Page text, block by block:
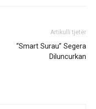
Artikulli tjetër
“Smart Surau” Segera
Diluncurkan